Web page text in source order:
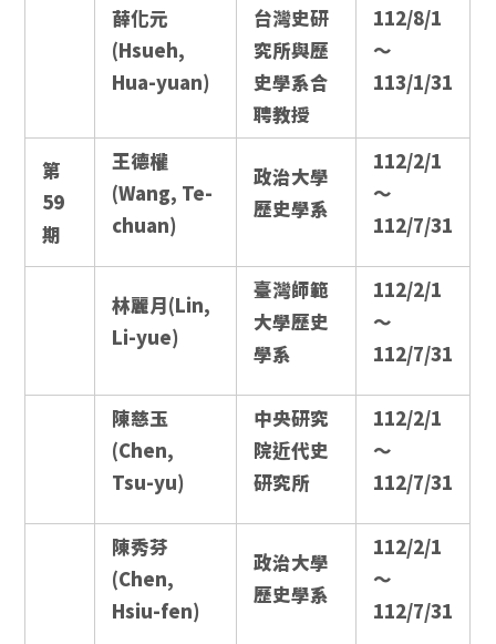
薛化元
(Hsueh,
Hua-yuan)
台灣史研
究所與歷
史學系合
聘教授
112/8/1
～
113/1/31
第
59
期
王德權
(Wang, Te-
chuan)
政治大學
歷史學系
112/2/1
～
112/7/31
林麗月(Lin,
Li-yue)
臺灣師範
大學歷史
學系
112/2/1
～
112/7/31
陳慈玉
(Chen,
Tsu-yu)
中央研究
院近代史
研究所
112/2/1
～
112/7/31
陳秀芬
(Chen,
Hsiu-fen)
政治大學
歷史學系
112/2/1
～
112/7/31